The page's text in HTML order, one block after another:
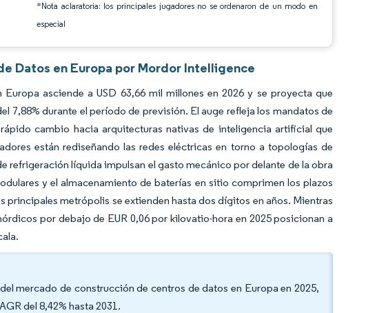
*Nota aclaratoria: los principales jugadores no se ordenaron de un modo en
especial
Datos en Europa por Mordor Intelligence
asciende a USD 63,66 mil millones en 2026 y se proyecta que
7,88% durante el período de previsión. El auge refleja los mandatos de
cambio hacia arquitecturas nativas de inteligencia artificial que
están rediseñando las redes eléctricas en torno a topologías de
refrigeración líquida impulsan el gasto mecánico por delante de la obra
y el almacenamiento de baterías en sitio comprimen los plazos
principales metrópolis se extienden hasta dos dígitos en años. Mientras
por debajo de EUR 0,06 por kilovatio-hora en 2025 posicionan a
mercado de construcción de centros de datos en Europa en 2025,
del 8,42% hasta 2031.